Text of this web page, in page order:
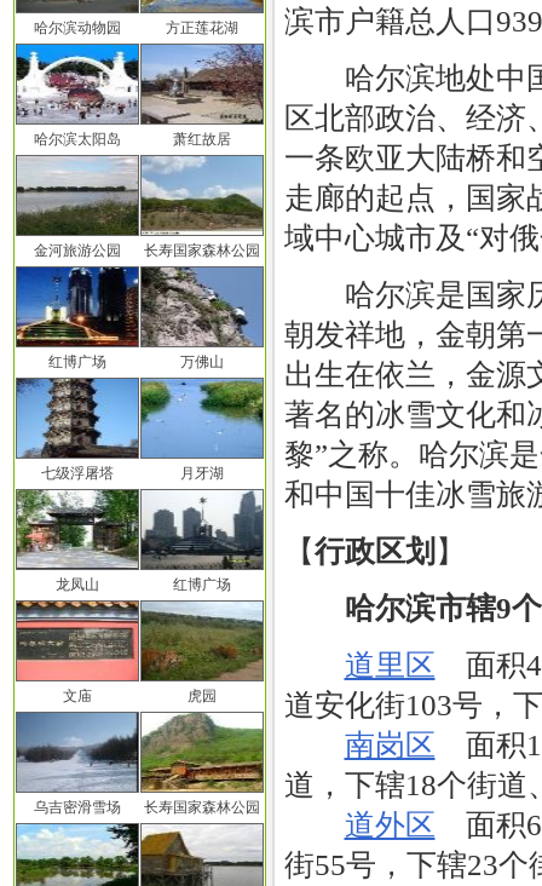
哈尔滨动物园 方正莲花湖
哈尔滨太阳岛 萧红故居
金河旅游公园 长寿国家森林公园
红博广场 万佛山
七级浮屠塔 月牙湖
龙凤山 红博广场
文庙 虎园
乌吉密滑雪场 长寿国家森林公园
滨市户籍总人口
哈尔滨地处中国
区北部政治、经济
一条欧亚大陆桥和
走廊的起点，国家
域中心城市及“对
哈尔滨是国家历
朝发祥地，金朝第
出生在依兰，金源
著名的冰雪文化和
黎”之称。哈尔滨
和中国十佳冰雪旅
【行政区划 】
哈尔滨市辖9
道里区 面积
道安化街103号，
南岗区 面积
道，下辖18个街道
道外区 面积
街55号，下辖23个